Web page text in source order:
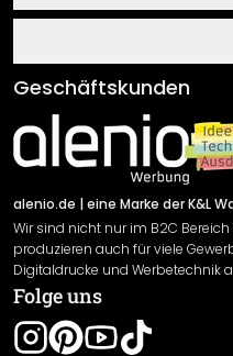
Über uns
Klebe- und
Newsletter An-/
Sendungsverfolgung
AGB
Impressum
Versand & Zahlung
Rücksendung
Widerrufsrecht
Datenschutzerklärung
Gewährleistung
Leistungserklärung / CE-
Geschäftskunden
alenio.de | eine Marke der K&L
Wir sind nicht nur im B2C
produzieren auch für viele
Digitaldrucke und Werbetechnik
Folge uns